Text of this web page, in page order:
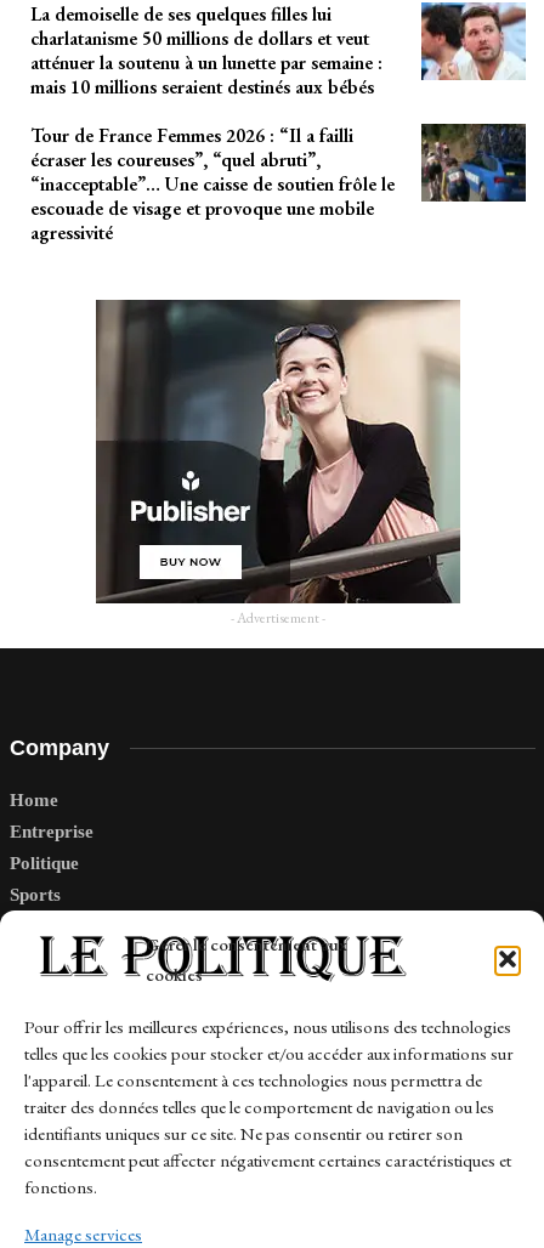
Gérer le consentement aux
cookies
Pour offrir les meilleures expériences, nous utilisons des technologies
telles que les cookies pour stocker et/ou accéder aux informations sur
l'appareil. Le consentement à ces technologies nous permettra de
traiter des données telles que le comportement de navigation ou les
identifiants uniques sur ce site. Ne pas consentir ou retirer son
consentement peut affecter négativement certaines caractéristiques et
fonctions.
Manage services
La demoiselle de ses quelques filles lui
charlatanisme 50 millions de dollars et veut
atténuer la soutenu à un lunette par semaine :
mais 10 millions seraient destinés aux bébés
Tour de France Femmes 2026 : “Il a failli
écraser les coureuses”, “quel abruti”,
“inacceptable”… Une caisse de soutien frôle le
escouade de visage et provoque une mobile
agressivité
- Advertisement -
Company
Home
Entreprise
Politique
Sports
Links
Contact
Sitemap